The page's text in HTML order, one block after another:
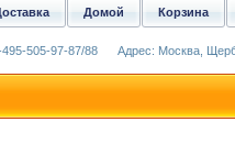
Корзина
Домой
505-97-87/88 Адрес: Москва,